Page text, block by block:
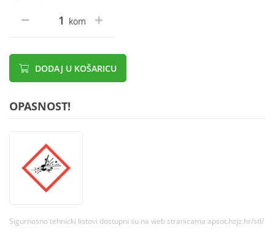
kom
DODAJ U KOŠARICU
OPASNOST!
Sigurnosno tehnicki listovi dostupni su na web stranicama apsot.hzjz.hr/stl/